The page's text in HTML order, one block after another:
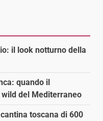
il look notturno della
quando il
del Mediterraneo
toscana di 600